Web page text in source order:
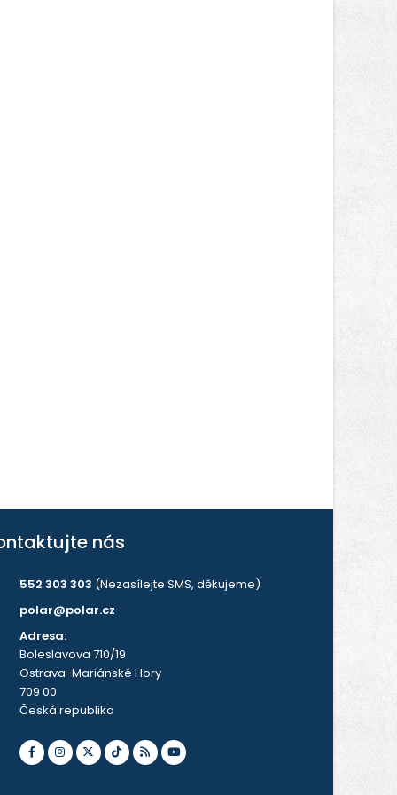
nás
552 303 303 (Nezasílejte SMS, děkujeme)
polar@polar.cz
Adresa:
Boleslavova 710/19
Ostrava-Mariánské Hory
709 00
Česká republika